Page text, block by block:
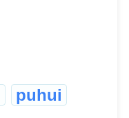
puhui